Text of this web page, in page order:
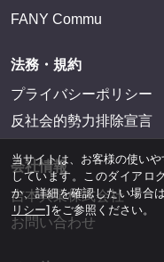
FANY Commu
法務・規約
プライバシーポリシー
反社会的勢力排除宣言
会社情報
吉本興業株式会社
お問い合わせ
当サイトは、お客様の使い
しています。このダイアロ
か、詳細を確認したい場合は
リシー]をご参照ください。